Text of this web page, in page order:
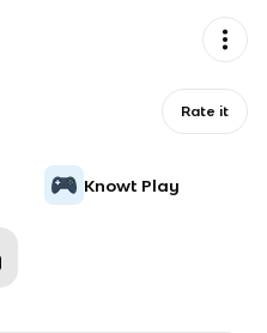
Rate it
Knowt Play